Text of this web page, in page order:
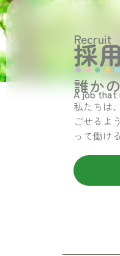
Recruit
採
誰か
A job that
私たちは
ごせるよ
って働け